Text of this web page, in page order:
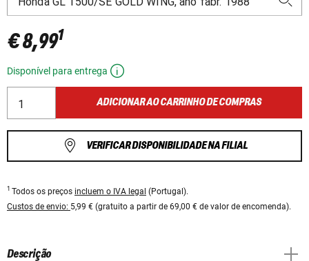
€ 8,991
Disponível para entrega
ADICIONAR AO CARRINHO DE COMPRAS
VERIFICAR DISPONIBILIDADE NA FILIAL
1 Todos os preços incluem o IVA legal (Portugal).
Custos de envio: 5,99 € (gratuito a partir de 69,00 € de valor de encomenda).
Descrição